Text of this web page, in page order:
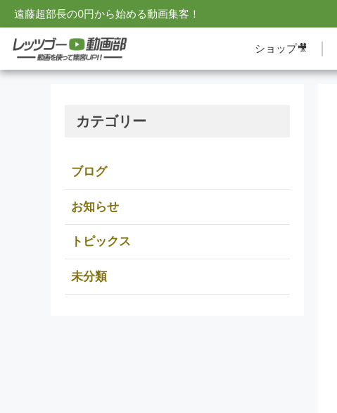
遠藤超部長の0円から始める動画集客！
ショップ🎥
カテゴリー
ブログ
お知らせ
トピックス
未分類